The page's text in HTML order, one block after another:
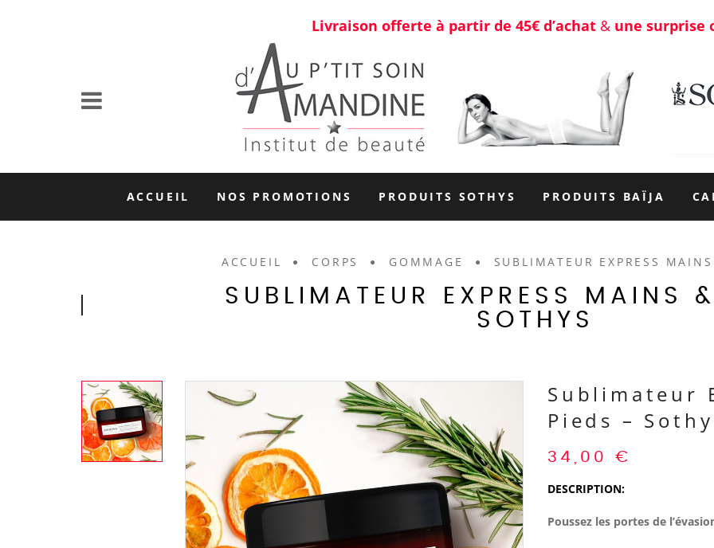
Livraison offerte à partir de 45€ d’achat & une surprise
ACCUEIL NOS PROMOTIONS PRODUITS SOTHYS PRODUITS BAÏJA
ACCUEIL CORPS GOMMAGE SUBLIMATEUR EXPRESS
SUBLIMATEUR EXPRESS MAINS
SOTHYS
Sublimateur
Pieds –
34,00 €
DESCRIPTION:
Poussez les portes de